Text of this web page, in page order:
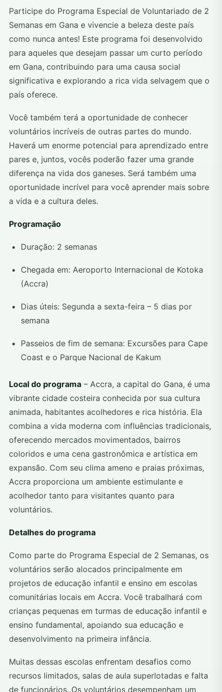
Participe do Programa Especial de Voluntariado de 2
Semanas em Gana e vivencie a beleza deste país
como nunca antes! Este programa foi desenvolvido
para aqueles que desejam passar um curto período
em Gana, contribuindo para uma causa social
significativa e explorando a rica vida selvagem que o
país oferece.
Você também terá a oportunidade de conhecer
voluntários incríveis de outras partes do mundo.
Haverá um enorme potencial para aprendizado entre
pares e, juntos, vocês poderão fazer uma grande
diferença na vida dos ganeses. Será também uma
oportunidade incrível para você aprender mais sobre
a vida e a cultura deles.
Programação
Duração: 2 semanas
Chegada em: Aeroporto Internacional de Kotoka
(Accra)
Dias úteis: Segunda a sexta-feira – 5 dias por
semana
Passeios de fim de semana: Excursões para Cape
Coast e o Parque Nacional de Kakum
Local do programa – Accra, a capital do Gana, é uma
vibrante cidade costeira conhecida por sua cultura
animada, habitantes acolhedores e rica história. Ela
combina a vida moderna com influências tradicionais,
oferecendo mercados movimentados, bairros
coloridos e uma cena gastronômica e artística em
expansão. Com seu clima ameno e praias próximas,
Accra proporciona um ambiente estimulante e
acolhedor tanto para visitantes quanto para
voluntários.
Detalhes do programa
Como parte do Programa Especial de 2 Semanas, os
voluntários serão alocados principalmente em
projetos de educação infantil e ensino em escolas
comunitárias locais em Accra. Você trabalhará com
crianças pequenas em turmas de educação infantil e
ensino fundamental, apoiando sua educação e
desenvolvimento na primeira infância.
Muitas dessas escolas enfrentam desafios como
recursos limitados, salas de aula superlotadas e falta
de funcionários. Os voluntários desempenham um